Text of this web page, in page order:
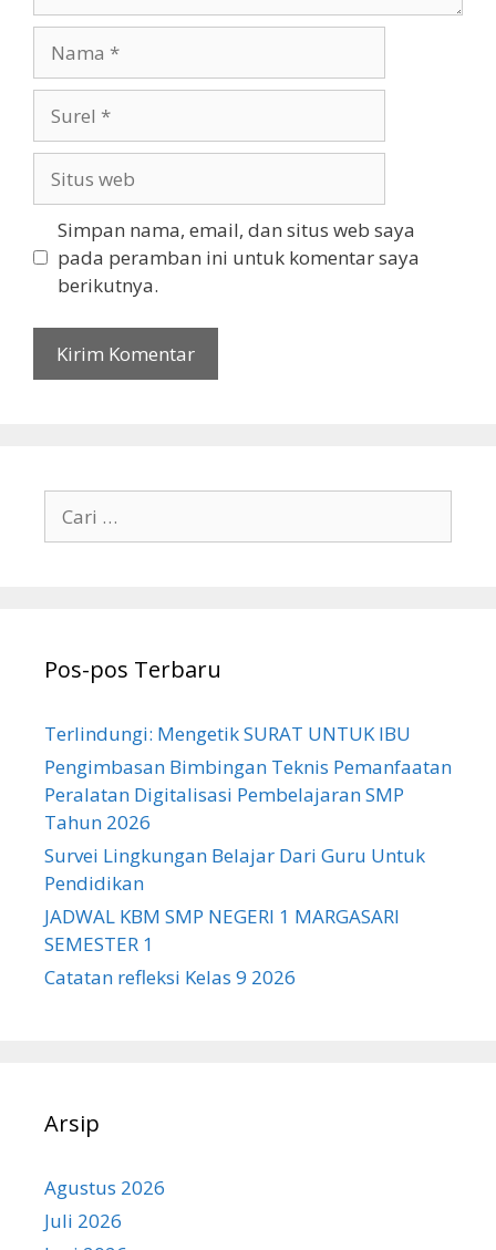
web
Simpan nama, email, dan situs web saya
pada peramban ini untuk komentar saya
berikutnya.
untuk:
Pos-pos Terbaru
Terlindungi: Mengetik SURAT UNTUK IBU
Pengimbasan Bimbingan Teknis Pemanfaatan
Peralatan Digitalisasi Pembelajaran SMP
Tahun 2026
Survei Lingkungan Belajar Dari Guru Untuk
Pendidikan
JADWAL KBM SMP NEGERI 1 MARGASARI
SEMESTER 1
Catatan refleksi Kelas 9 2026
Arsip
Agustus 2026
Juli 2026